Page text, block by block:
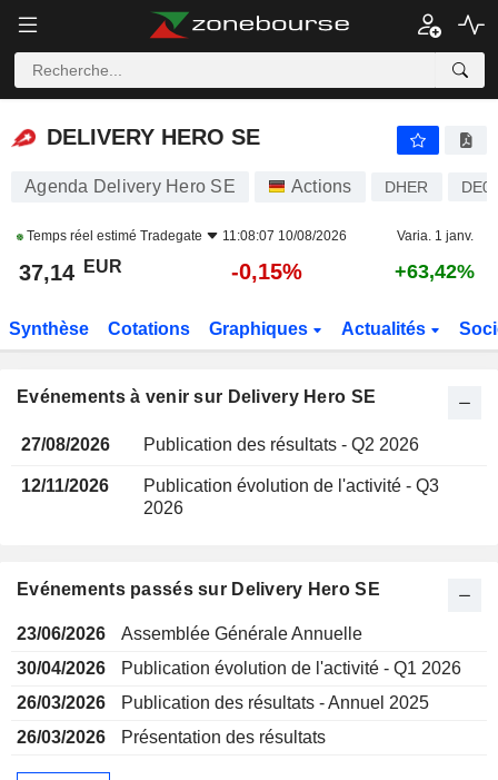
DELIVERY HERO SE
DELIVERY HERO SE
Agenda Delivery Hero SE Actions DHER
Temps réel estimé Tradegate 11:08:07 10/08/2026 Varia. 1 janv.
37,14 EUR -0,15% +63,42%
Synthèse Cotations Graphiques Actualités
Evénements à venir sur Delivery Hero SE
27/08/2026 Publication des résultats - Q2 2026
12/11/2026
Publication évolution de l'activité - Q3
2026
Evénements passés sur Delivery Hero SE
23/06/2026
Assemblée Générale Annuelle
30/04/2026
Publication évolution de l'activité - Q1 2026
26/03/2026
Publication des résultats - Annuel 2025
26/03/2026
Présentation des résultats